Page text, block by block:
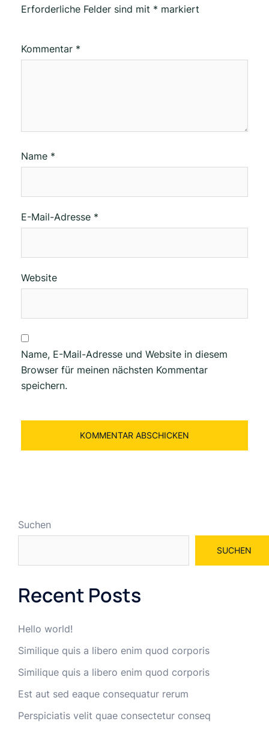
Erforderliche Felder sind mit * markiert
Kommentar *
Name *
E-Mail-Adresse *
Website
Name, E-Mail-Adresse und Website in diesem
Browser für meinen nächsten Kommentar
speichern.
Suchen
SUCHEN
Recent Posts
Hello world!
Similique quis a libero enim quod corporis
Similique quis a libero enim quod corporis
Est aut sed eaque consequatur rerum
Perspiciatis velit quae consectetur conseq